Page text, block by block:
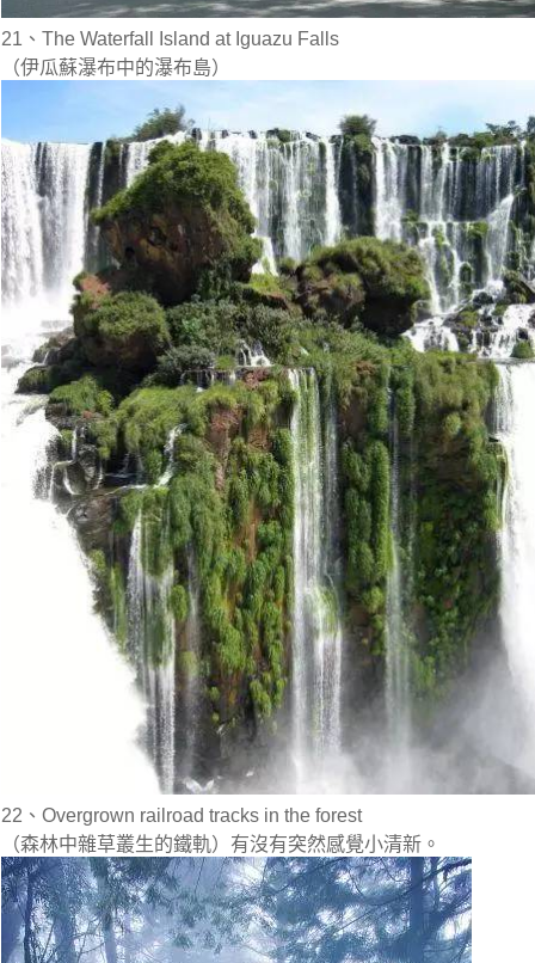
21、The Waterfall Island at Iguazu Falls
（伊瓜蘇瀑布中的瀑布島）
22、Overgrown railroad tracks in the forest
（森林中雜草叢生的鐵軌）有沒有突然感覺小清新。